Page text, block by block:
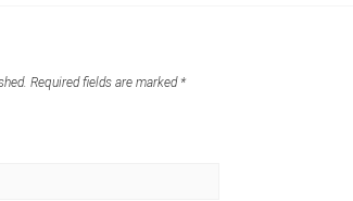
Required fields are marked *